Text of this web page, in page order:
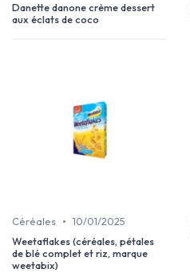
Danette danone crème dessert
aux éclats de coco
Céréales • 10/01/2025
Weetaflakes (céréales, pétales
de blé complet et riz, marque
weetabix)